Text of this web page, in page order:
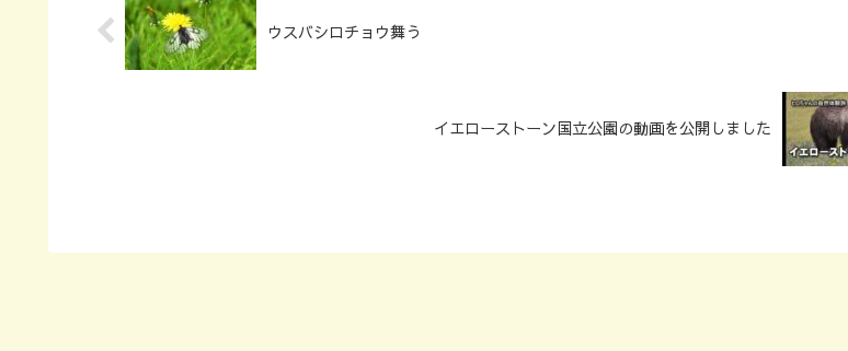
ウスバシロチョウ舞う
イエローストーン国立公園の動画を公開しました